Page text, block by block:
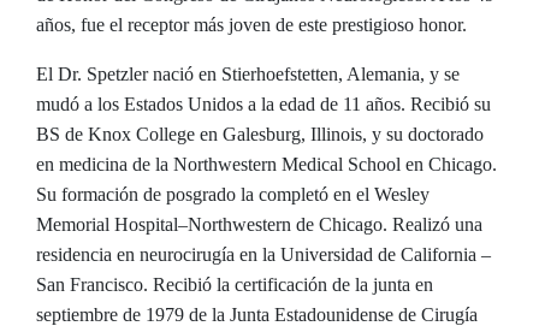
años, fue el receptor más joven de este prestigioso honor.
El Dr. Spetzler nació en Stierhoefstetten, Alemania, y se
mudó a los Estados Unidos a la edad de 11 años. Recibió su
BS de Knox College en Galesburg, Illinois, y su doctorado
en medicina de la Northwestern Medical School en Chicago.
Su formación de posgrado la completó en el Wesley
Memorial Hospital–Northwestern de Chicago. Realizó una
residencia en neurocirugía en la Universidad de California –
San Francisco. Recibió la certificación de la junta en
septiembre de 1979 de la Junta Estadounidense de Cirugía